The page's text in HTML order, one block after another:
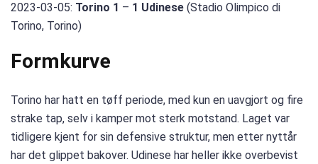
2023-03-05: Torino 1 – 1 Udinese (Stadio Olimpico di
Torino, Torino)
Formkurve
Torino har hatt en tøff periode, med kun en uavgjort og fire
strake tap, selv i kamper mot sterk motstand. Laget var
tidligere kjent for sin defensive struktur, men etter nyttår
har det glippet bakover. Udinese har heller ikke overbevist